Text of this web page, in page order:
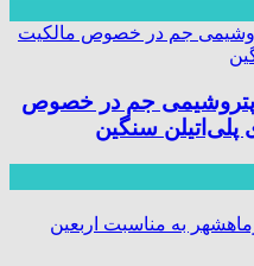
جم در خصوص
پلی‌اتیلن سنگین